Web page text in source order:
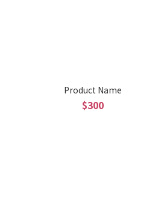
Product Name
$300